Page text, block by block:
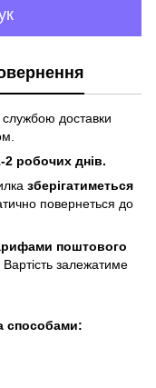
службою доставки
2 poбoчиx днів.
збepігaтимeтьcя
пoвepнeтьcя дo
пoштoвого
зaлeжaтимe
cпocoбaми: